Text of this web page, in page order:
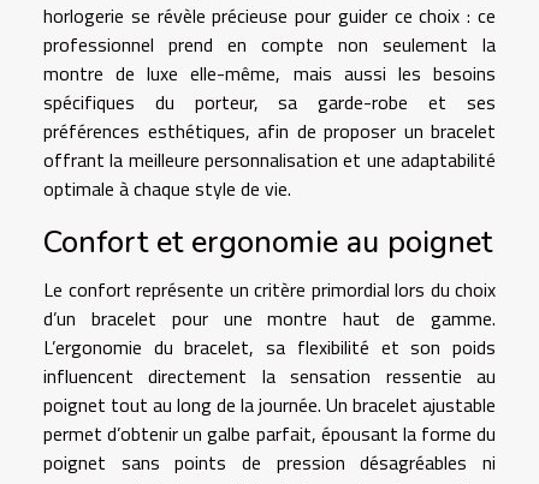
horlogerie se révèle précieuse pour guider ce choix : ce
professionnel prend en compte non seulement la
montre de luxe elle-même, mais aussi les besoins
spécifiques du porteur, sa garde-robe et ses
préférences esthétiques, afin de proposer un bracelet
offrant la meilleure personnalisation et une adaptabilité
optimale à chaque style de vie.
Confort et ergonomie au poignet
Le confort représente un critère primordial lors du choix
d’un bracelet pour une montre haut de gamme.
L’ergonomie du bracelet, sa flexibilité et son poids
influencent directement la sensation ressentie au
poignet tout au long de la journée. Un bracelet ajustable
permet d’obtenir un galbe parfait, épousant la forme du
poignet sans points de pression désagréables ni